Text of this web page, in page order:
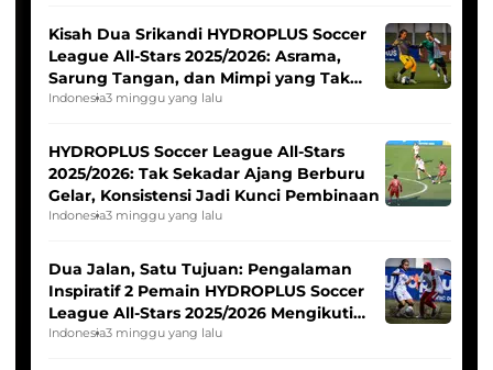
Kisah Dua Srikandi HYDROPLUS Soccer
League All-Stars 2025/2026: Asrama,
Sarung Tangan, dan Mimpi yang Tak
Pernah Padam
Indonesia3 minggu yang lalu
HYDROPLUS Soccer League All-Stars
2025/2026: Tak Sekadar Ajang Berburu
Gelar, Konsistensi Jadi Kunci Pembinaan
Indonesia3 minggu yang lalu
Dua Jalan, Satu Tujuan: Pengalaman
Inspiratif 2 Pemain HYDROPLUS Soccer
League All-Stars 2025/2026 Mengikuti
Seleksi Timnas Indonesia Putri
Indonesia3 minggu yang lalu